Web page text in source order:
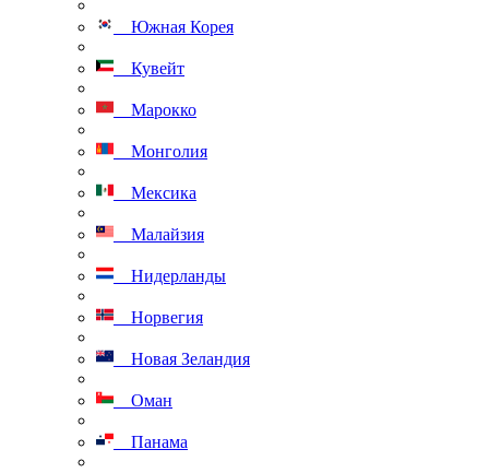
Южная Корея
Кувейт
Марокко
Монголия
Мексика
Малайзия
Нидерланды
Норвегия
Новая Зеландия
Оман
Панама